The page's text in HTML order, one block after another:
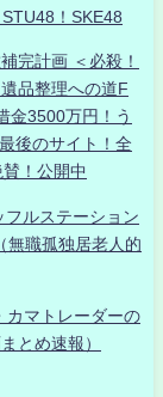
！SKE48
完計画 ＜必殺！
品整理への道F
金3500万円！う
後のサイト！全
！公開中
ルステーション
無職孤独居老人的
マトレーダーの
とめ速報）